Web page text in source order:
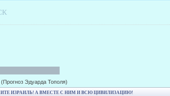
(Прогноз Эдуарда Тополя)
ИЗРАИЛЬ! А ВМЕСТЕ С НИМ И ВСЮ ЦИВИЛИЗАЦИЮ!